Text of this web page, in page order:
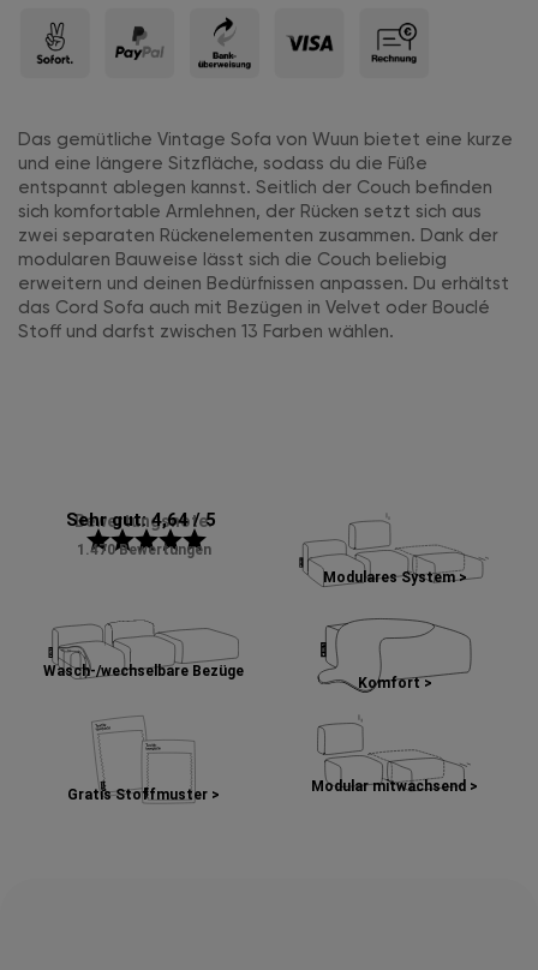
Das gemütliche Vintage Sofa von Wuun bietet eine kurze
und eine längere Sitzfläche, sodass du die Füße
entspannt ablegen kannst. Seitlich der Couch befinden
sich komfortable Armlehnen, der Rücken setzt sich aus
zwei separaten Rückenelementen zusammen. Dank der
modularen Bauweise lässt sich die Couch beliebig
erweitern und deinen Bedürfnissen anpassen. Du erhältst
das Cord Sofa auch mit Bezügen in Velvet oder Bouclé
Stoff und darfst zwischen 13 Farben wählen.
Bewertungsnote:
Sehr gut: 4,64 / 5
starstarstarstarstar
1.470 Bewertungen
Modulares System >
Wasch-/wechselbare Bezüge
Komfort >
Gratis Stoffmuster >
Modular mitwachsend >